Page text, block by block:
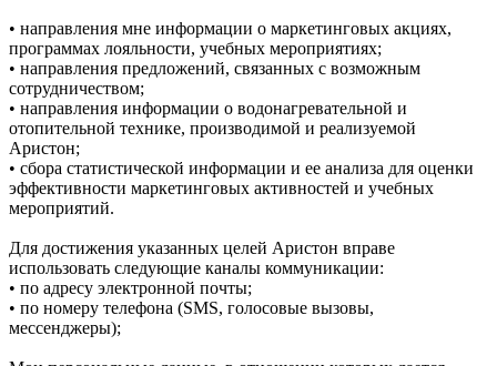
• направления мне информации о маркетинговых акциях,
программах лояльности, учебных мероприятиях;
• направления предложений, связанных с возможным
сотрудничеством;
• направления информации о водонагревательной и
отопительной технике, производимой и реализуемой
Аристон;
• сбора статистической информации и ее анализа для оценки
эффективности маркетинговых активностей и учебных
мероприятий.
Для достижения указанных целей Аристон вправе
использовать следующие каналы коммуникации:
• по адресу электронной почты;
• по номеру телефона (SMS, голосовые вызовы,
мессенджеры);